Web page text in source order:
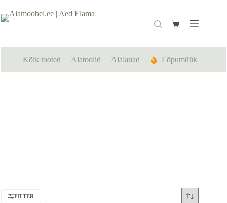
to
content
Shopping
Kõik tooted Aiatoolid Aialauad Lõpumüük
FILTER